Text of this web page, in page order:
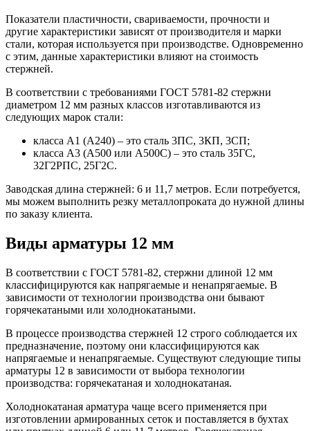
Показатели пластичности, свариваемости, прочности и
другие характеристики зависят от производителя и марки
стали, которая используется при производстве. Одновременно
с этим, данные характеристики влияют на стоимость
стержней.
В соответствии с требованиями ГОСТ 5781-82 стержни
диаметром 12 мм разных классов изготавливаются из
следующих марок стали:
класса A1 (А240) – это сталь 3ПС, 3КП, 3СП;
класса A3 (А500 или А500С) – это сталь 35ГС,
32Г2РПС, 25Г2С.
Заводская длина стержней: 6 и 11,7 метров. Если потребуется,
мы можем выполнить резку металлопроката до нужной длины
по заказу клиента.
Виды арматуры 12 мм
В соответствии с ГОСТ 5781-82, стержни длиной 12 мм
классифицируются как напрягаемые и ненапрягаемые. В
зависимости от технологии производства они бывают
горячекатаными или холоднокатаными.
В процессе производства стержней 12 строго соблюдается их
предназначение, поэтому они классифицируются как
напрягаемые и ненапрягаемые. Существуют следующие типы
арматуры 12 в зависимости от выбора технологии
производства: горячекатаная и холоднокатаная.
Холоднокатаная арматура чаще всего применяется при
изготовлении армированных сеток и поставляется в бухтах